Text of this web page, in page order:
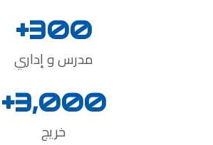
مدرس و إداري
300
+
خريج
3,000
+